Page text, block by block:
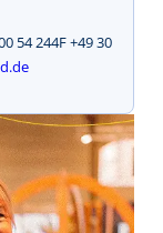
54 244F +49 30